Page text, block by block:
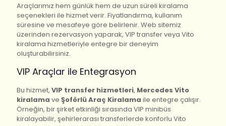
Araçlarımız hem günlük hem de uzun süreli kiralama
seçenekleri ile hizmet verir. Fiyatlandırma, kullanım
süresine ve mesafeye göre belirlenir. Web sitemiz
üzerinden rezervasyon yaparak, VIP transfer veya Vito
kiralama hizmetleriyle entegre bir deneyim
oluşturabilirsiniz.
VIP Araçlar ile Entegrasyon
Bu hizmet, VIP transfer hizmetleri, Mercedes Vito
kiralama ve Şoförlü Araç Kiralama ile entegre çalışır.
Örneğin, bir şirket etkinliği sırasında VIP minibüs
kiralayabilir, şehirlerarası transferlerde konforlu Vito